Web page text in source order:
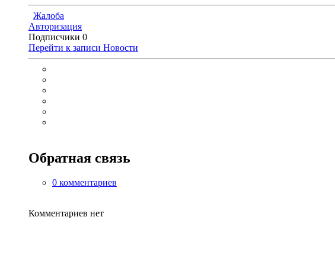
Жалоба
Авторизация
Подписчики 0
Перейти к записи Новости
Обратная связь
0 комментариев
Комментариев нет